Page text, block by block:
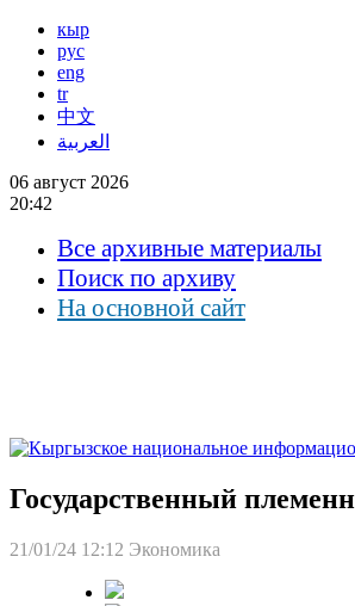
кыр
рус
eng
tr
中文
العربية
06 август 2026
20:42
Все архивные материалы
Поиск по архиву
На основной сайт
Государственный
21/01/24 12:12 Экономика